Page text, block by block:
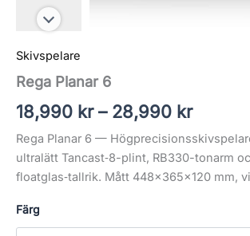
Skivspelare
Rega Planar 6
18,990 kr – 28,990 kr
Rega Planar 6 —
ultralätt Tancast‑8-plint, RB330-tonarm
floatglas‑tallrik. Mått 448×365×120 mm,
Färg